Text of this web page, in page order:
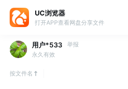
UC浏览器
打开APP查看网盘分享文件
用户*533
举报
永久有效
按文件名